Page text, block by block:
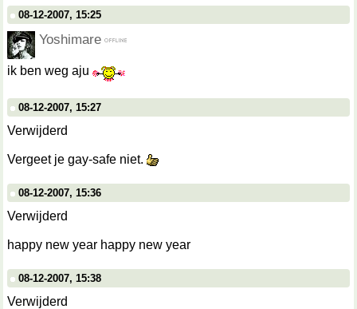
08-12-2007, 15:25
Yoshimare
ik ben weg aju
08-12-2007, 15:27
Verwijderd
Vergeet je gay-safe niet.
08-12-2007, 15:36
Verwijderd
happy new year happy new year
08-12-2007, 15:38
Verwijderd